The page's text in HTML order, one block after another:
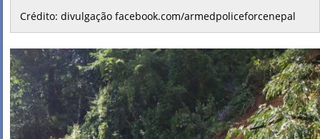
Crédito: divulgação facebook.com/armedpoliceforcenepal